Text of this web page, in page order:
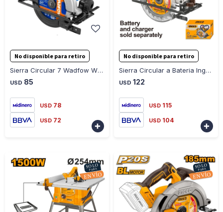
No disponible para retiro
Sierra Circular 7 Wadfow WCW1512001 1/4" 1200W Ub
USD 85
USD 78
USD 72

No disponible para retiro
Sierra Circular a Bateria Ingco CSLI1652 20V P20S 165MM
USD 122
USD 115
USD 104
